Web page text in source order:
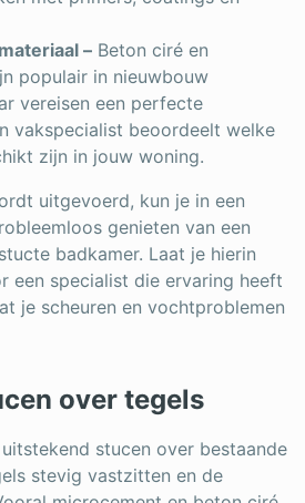
– Beton ciré en
populair in nieuwbouw
vereisen een perfecte
vakspecialist beoordeelt welke
zijn in jouw woning.
uitgevoerd, kun je in een
genieten van een
badkamer. Laat je hierin
een specialist die ervaring heeft
je scheuren en vochtproblemen
over tegels
stucen over bestaande
stevig vastzitten en de